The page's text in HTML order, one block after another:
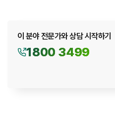
이 분야 전문가와 상담 시작하기
1800 3499